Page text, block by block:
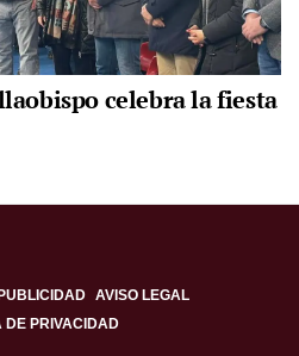
celebra la fiesta
PUBLICIDAD
AVISO LEGAL
DE PRIVACIDAD